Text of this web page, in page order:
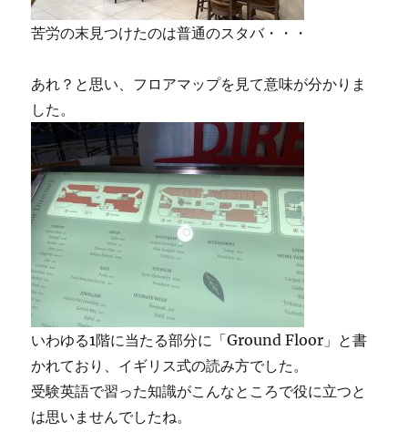
苦労の末見つけたのは普通のスタバ・・・
あれ？と思い、フロアマップを見て意味が分かりま
した。
いわゆる1階に当たる部分に「Ground Floor」と書
かれており、イギリス式の読み方でした。
受験英語で習った知識がこんなところで役に立つと
は思いませんでしたね。